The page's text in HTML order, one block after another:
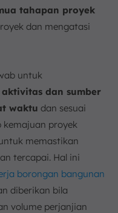
tahapan proyek
dan mengatasi
untuk
dan sumber
waktu dan sesuai
kemajuan proyek
memastikan
tercapai. Hal ini
borongan bangunan
diberikan bila
volume perjanjian